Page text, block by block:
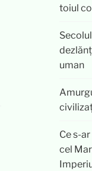
toiul
uman
Ce s-
cel